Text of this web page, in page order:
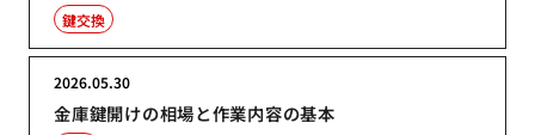
鍵交換
金庫鍵開けの相場と作業内容の基本
2026.05.30